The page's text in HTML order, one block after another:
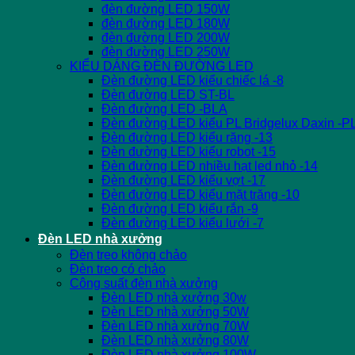
đèn đường LED 150W
đèn đường LED 180W
đèn đường LED 200W
đèn đường LED 250W
KIỂU DÁNG ĐÈN ĐƯỜNG LED
Đèn đường LED kiểu chiếc lá -8
Đèn đường LED ST-BL
Đèn đường LED -BLA
Đèn đường LED kiểu PL Bridgelux Daxin -
Đèn đường LED kiểu răng -13
Đèn đường LED kiểu robot -15
Đèn đường LED nhiều hạt led nhỏ -14
Đèn đường LED kiểu vợt -17
Đèn đường LED kiểu mặt trăng -10
Đèn đường LED kiểu rắn -9
Đèn đường LED kiểu lưới -7
Đèn LED nhà xưởng
Đèn treo không chảo
Đèn treo có chảo
Công suất đèn nhà xưởng
Đèn LED nhà xưởng 30w
Đèn LED nhà xưởng 50W
Đèn LED nhà xưởng 70W
Đèn LED nhà xưởng 80W